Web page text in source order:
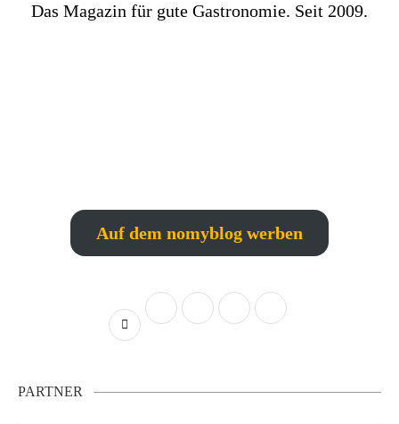
Das Magazin für gute Gastronomie. Seit 2009.
Auf dem nomyblog werben
PARTNER